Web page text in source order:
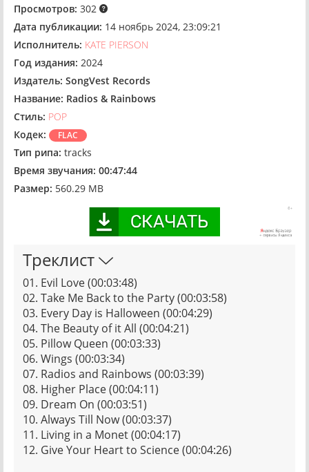
Просмотров: 302
Дата публикации: 14 ноябрь 2024, 23:09:21
Исполнитель: KATE PIERSON
Год издания: 2024
Издатель: SongVest Records
Название: Radios & Rainbows
Стиль: POP
Кодек:
FLAC
Тип рипа: tracks
Время звучания: 00:47:44
Размер: 560.29 MB
Треклист
01. Evil Love (00:03:48)
02. Take Me Back to the Party (00:03:58)
03. Every Day is Halloween (00:04:29)
04. The Beauty of it All (00:04:21)
05. Pillow Queen (00:03:33)
06. Wings (00:03:34)
07. Radios and Rainbows (00:03:39)
08. Higher Place (00:04:11)
09. Dream On (00:03:51)
10. Always Till Now (00:03:37)
11. Living in a Monet (00:04:17)
12. Give Your Heart to Science (00:04:26)